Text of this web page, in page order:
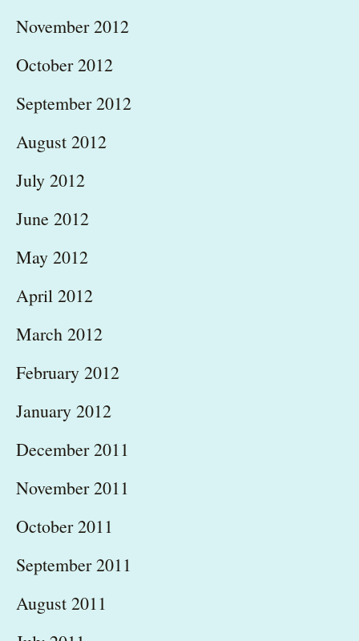
November 2012
October 2012
September 2012
August 2012
July 2012
June 2012
May 2012
April 2012
March 2012
February 2012
January 2012
December 2011
November 2011
October 2011
September 2011
August 2011